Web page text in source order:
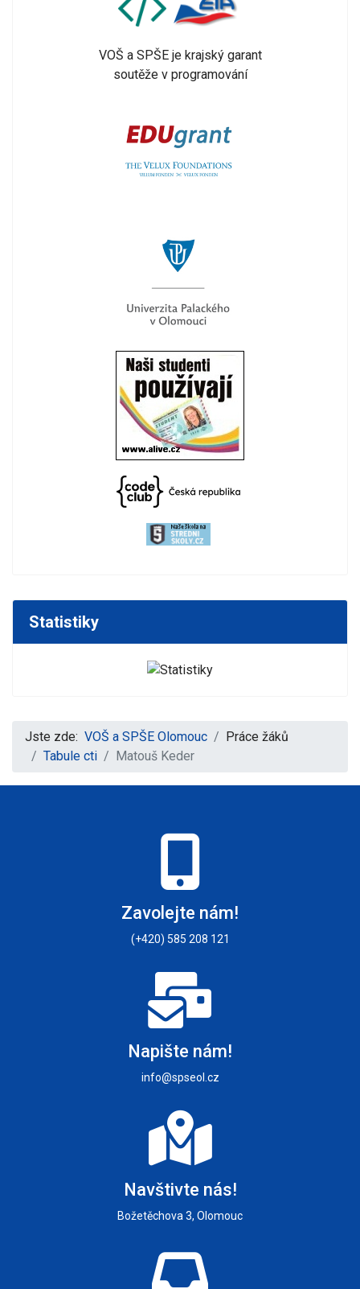
VOŠ a SPŠE je krajský garant
soutěže v programování
Statistiky
Jste zde: VOŠ a SPŠE Olomouc
Práce žáků
Tabule cti
Matouš Keder
Zavolejte nám!
(+420) 585 208 121
Napište nám!
info@spseol.cz
Navštivte nás!
Božetěchova 3, Olomouc